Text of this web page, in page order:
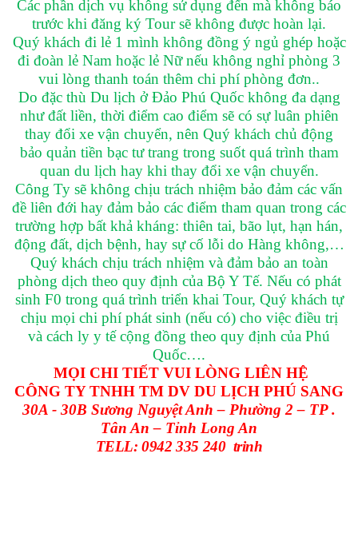
Các phần dịch vụ không sử dụng đến mà không báo
trước khi đăng ký Tour sẽ không được hoàn lại.
Quý khách đi lẻ 1 mình không đồng ý ngủ ghép hoặc
đi đoàn lẻ Nam hoặc lẻ Nữ nếu không nghỉ phòng 3
vui lòng thanh toán thêm chi phí phòng đơn..
Do đặc thù Du lịch ở Đảo Phú Quốc không đa dạng
như đất liền, thời điểm cao điểm sẽ có sự luân phiên
thay đổi xe vận chuyển, nên Quý khách chủ động
bảo quản tiền bạc tư trang trong suốt quá trình tham
quan du lịch hay khi thay đổi xe vận chuyển.
Công Ty sẽ không chịu trách nhiệm bảo đảm các vấn
đề liên đới hay đảm bảo các điểm tham quan trong các
trường hợp bất khả kháng: thiên tai, bão lụt, hạn hán,
động đất, dịch bệnh, hay sự cố lỗi do Hàng không,…
Quý khách chịu trách nhiệm và đảm bảo an toàn
phòng dịch theo quy định của Bộ Y Tế. Nếu có phát
sinh F0 trong quá trình triển khai Tour, Quý khách tự
chịu mọi chi phí phát sinh (nếu có) cho việc điều trị
và cách ly y tế cộng đồng theo quy định của Phú
Quốc….
MỌI CHI TIẾT VUI LÒNG LIÊN HỆ
CÔNG TY TNHH TM DV DU LỊCH PHÚ SANG
30A - 30B Sương Nguyệt Anh – Phường 2 – TP .
Tân An – Tỉnh Long An
TELL: 0942 335 240 trinh